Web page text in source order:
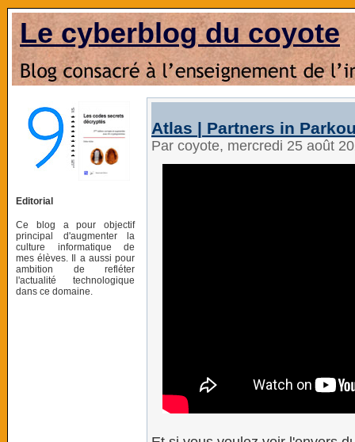
Le cyberblog du coyote
Editorial
Ce blog a pour objectif
principal d'augmenter la
culture informatique de
mes élèves. Il a aussi pour
ambition de refléter
l'actualité technologique
dans ce domaine.
Atlas | Partners in
Par coyote, mercredi 25 août